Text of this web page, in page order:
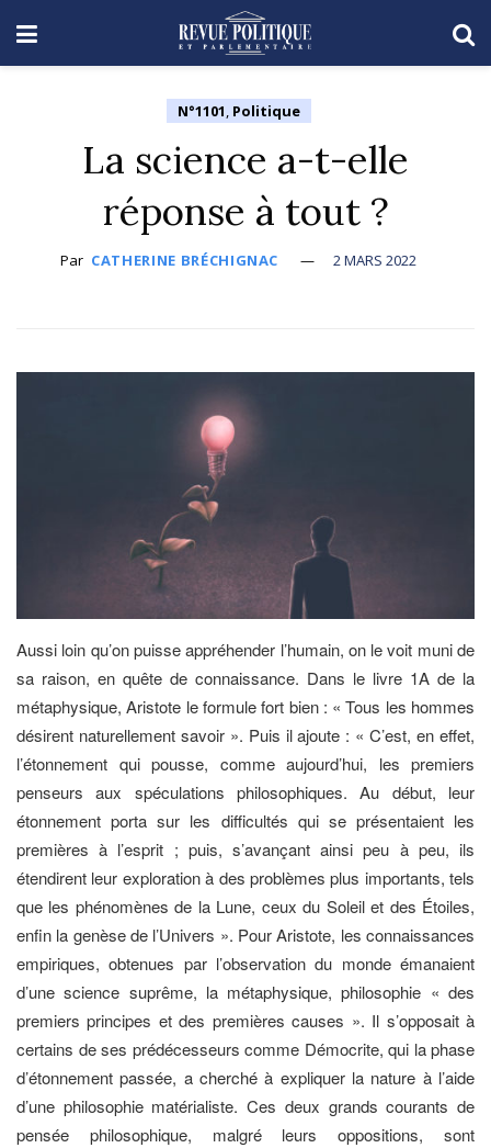
N°1101, Politique
La science a-t-elle
réponse à tout ?
Par CATHERINE BRÉCHIGNAC 2 MARS 2022
Aussi loin qu’on puisse appréhender l’humain, on le voit muni de
sa raison, en quête de connaissance. Dans le livre 1A de la
métaphysique, Aristote le formule fort bien : « Tous les hommes
désirent naturellement savoir ». Puis il ajoute : « C’est, en effet,
l’étonnement qui pousse, comme aujourd’hui, les premiers
penseurs aux spéculations philosophiques. Au début, leur
étonnement porta sur les difficultés qui se présentaient les
premières à l’esprit ; puis, s’avançant ainsi peu à peu, ils
étendirent leur exploration à des problèmes plus importants, tels
que les phénomènes de la Lune, ceux du Soleil et des Étoiles,
enfin la genèse de l’Univers ». Pour Aristote, les connaissances
empiriques, obtenues par l’observation du monde émanaient
d’une science suprême, la métaphysique, philosophie « des
premiers principes et des premières causes ». Il s’opposait à
certains de ses prédécesseurs comme Démocrite, qui la phase
d’étonnement passée, a cherché à expliquer la nature à l’aide
d’une philosophie matérialiste. Ces deux grands courants de
pensée philosophique, malgré leurs oppositions, sont